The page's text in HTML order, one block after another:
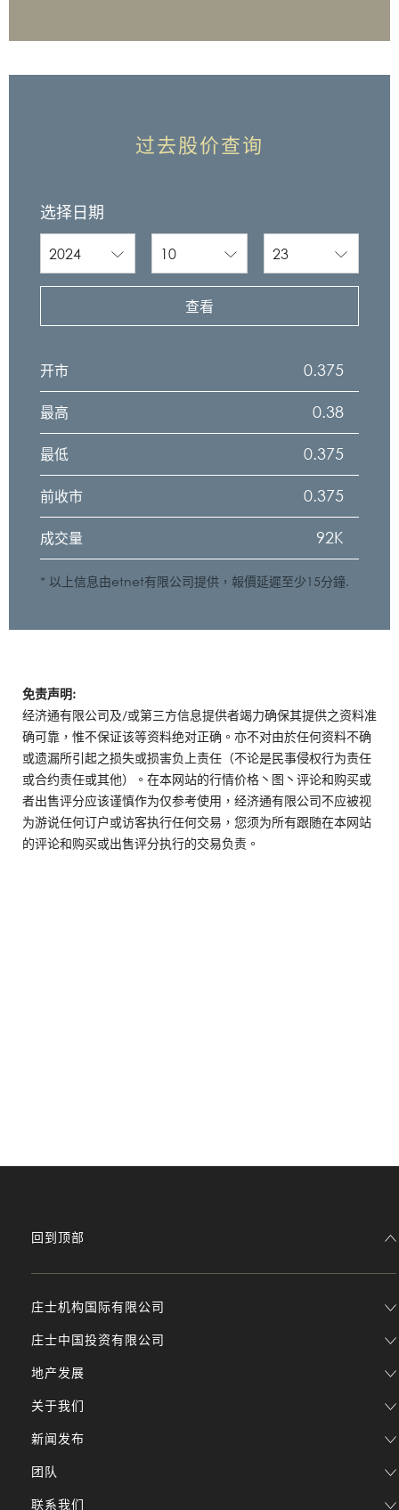
过去股价查询
选择日期
查看
开市 0.375
最高 0.38
最低 0.375
前收市 0.375
成交量 92K
* 以上信息由etnet有限公司提供，報價延遲至少15分鐘.
免责声明:
经济通有限公司及/或第三方信息提供者竭力确保其提供之资料准
确可靠，惟不保证该等资料绝对正确。亦不对由於任何资料不确
或遗漏所引起之损失或损害负上责任（不论是民事侵权行为责任
或合约责任或其他）。在本网站的行情价格丶图丶评论和购买或
者出售评分应该谨慎作为仅参考使用，经济通有限公司不应被视
为游说任何订户或访客执行任何交易，您须为所有跟随在本网站
的评论和购买或出售评分执行的交易负责。
庄士机构国际有限公司
庄士中国投资有限公司
地产发展
关于我们
新闻发布
团队
回到顶部
联系我们